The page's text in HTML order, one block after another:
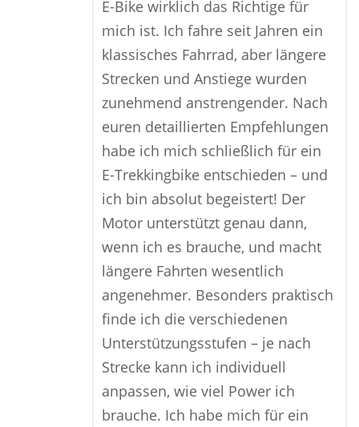
E-Bike wirklich das Richtige für
mich ist. Ich fahre seit Jahren ein
klassisches Fahrrad, aber längere
Strecken und Anstiege wurden
zunehmend anstrengender. Nach
euren detaillierten Empfehlungen
habe ich mich schließlich für ein
E-Trekkingbike entschieden – und
ich bin absolut begeistert! Der
Motor unterstützt genau dann,
wenn ich es brauche, und macht
längere Fahrten wesentlich
angenehmer. Besonders praktisch
finde ich die verschiedenen
Unterstützungsstufen – je nach
Strecke kann ich individuell
anpassen, wie viel Power ich
brauche. Ich habe mich für ein